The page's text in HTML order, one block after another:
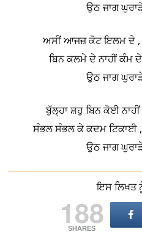
ਉਠ ਜਾਗ
ਅਸੀਂ ਆਜਜ਼ ਕੋਟ ਇਲਮ ਦੇ
ਬਿਨ ਕਲਮੇ ਦੇ ਨਾਹੀਂ ਕੰਮ
ਉਠ ਜਾਗ
ਬੁੱਲ੍ਹਾ ਸ਼ਹੁ ਬਿਨ ਕੋਈ
ਸੰਭਲ ਸੰਭਲ ਕੇ ਕਦਮ ਟਿਕਾਈ
ਉਠ ਜਾਗ
ਇਸ ਲਿਖਤ
188
SHARES